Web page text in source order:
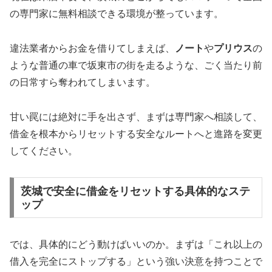
の専門家に無料相談できる環境が整っています。
違法業者からお金を借りてしまえば、 ノートやプリウスの
ような普通の車で坂東市の街を走るような、ごく当たり前
の日常すら奪われてしまいます。
甘い罠には絶対に手を出さず、まずは専門家へ相談して、
借金を根本からリセットする安全なルートへと進路を変更
してください。
茨城で安全に借金をリセットする具体的なステ
ップ
では、具体的にどう動けばいいのか。まずは「これ以上の
借入を完全にストップする」という強い決意を持つことで